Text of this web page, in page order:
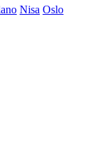
Nisa Oslo